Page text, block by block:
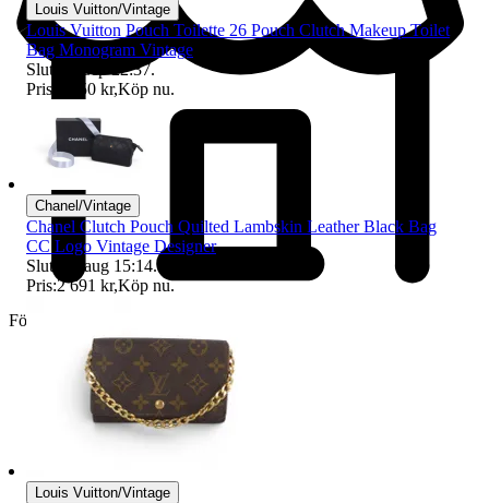
Företag
Louis Vuitton/Vintage
Louis Vuitton Pouch Toilette 26 Pouch Clutch Makeup Toilet
Bag Monogram Vintage
Sluttid
7 sep 22:37.
Pris:
2 850 kr,Köp nu.
Chanel/Vintage
Chanel Clutch Pouch Quilted Lambskin Leather Black Bag
CC Logo Vintage Designer
Sluttid
9 aug 15:14.
Pris:2 691 kr,Köp nu.
Louis Vuitton/Vintage